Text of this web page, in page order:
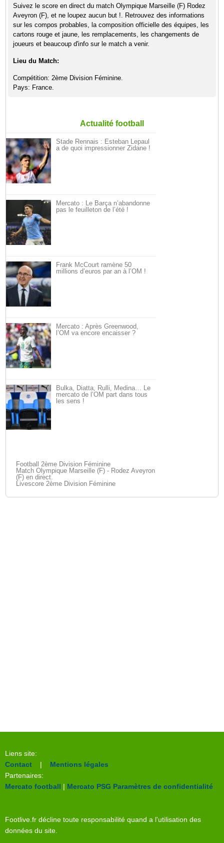
Suivez le score en direct du match Olympique Marseille (F) Rodez
Aveyron (F), et ne loupez aucun but !. Retrouvez des informations
sur les compos probables, la composition officielle des équipes, les
cartons rouge et jaune, les remplacements, les changements de
joueurs et beaucoup d'info sur le match a venir.
Lieu du Match:
Compétition: 2ème Division Féminine.
Pays: France.
Actualité football
Stade Rennais : Esteban Lepaul
a de quoi impressionner Zidane !
Mercato : Le Barça n’abandonne
pas le feuilleton de l’été !
Frank McCourt ramène 50
millions d’euros par an à l’OM !
Mercato : Après Greenwood,
l’OM va encore encaisser ?
Bulka, Diatta, Rulli, Medina… Le
mercato de l’OM part dans tous
les sens !
Football 2ème Division Féminine
Match Olympique Marseille (F) - Rodez Aveyron
(F) en direct.
Livescore 2ème Division Féminine
Liens site:
Contact | Mentions légales
Partenaires:
Mercato football | Mercato PSG Paramètres de confidentialité
Footlive.fr décline toute responsabilité quand a l'utilisation des
données du site.